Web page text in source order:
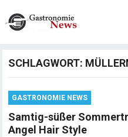
SCHLAGWORT:
GASTRONOMIE NEWS
Samtig-süßer
Angel Hair Style